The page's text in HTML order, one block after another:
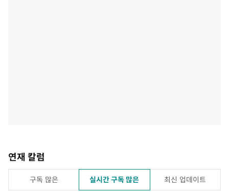
연재 칼럼
구독 많은 실시간 구독 많은 최신 업데이트